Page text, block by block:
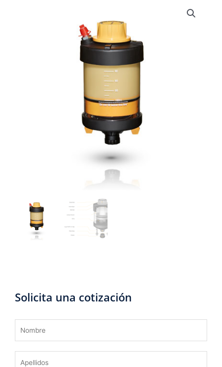
Solicita una cotización